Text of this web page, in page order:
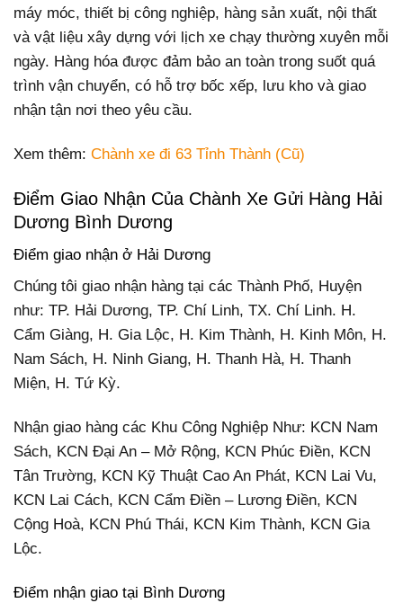
máy móc, thiết bị công nghiệp, hàng sản xuất, nội thất
và vật liệu xây dựng với lịch xe chạy thường xuyên mỗi
ngày. Hàng hóa được đảm bảo an toàn trong suốt quá
trình vận chuyển, có hỗ trợ bốc xếp, lưu kho và giao
nhận tận nơi theo yêu cầu.
Xem thêm: Chành xe đi 63 Tỉnh Thành (Cũ)
Điểm Giao Nhận Của Chành Xe Gửi Hàng Hải
Dương Bình Dương
Điểm giao nhận ở Hải Dương
Chúng tôi giao nhận hàng tại các Thành Phố, Huyện
như: TP. Hải Dương, TP. Chí Linh, TX. Chí Linh. H.
Cẩm Giàng, H. Gia Lộc, H. Kim Thành, H. Kinh Môn, H.
Nam Sách, H. Ninh Giang, H. Thanh Hà, H. Thanh
Miện, H. Tứ Kỳ.
Nhận giao hàng các Khu Công Nghiệp Như: KCN Nam
Sách, KCN Đại An – Mở Rộng, KCN Phúc Điền, KCN
Tân Trường, KCN Kỹ Thuật Cao An Phát, KCN Lai Vu,
KCN Lai Cách, KCN Cẩm Điền – Lương Điền, KCN
Cộng Hoà, KCN Phú Thái, KCN Kim Thành, KCN Gia
Lộc.
Điểm nhận giao tại Bình Dương